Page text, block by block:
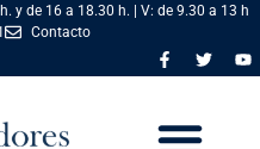
y de 16 a 18.30 h. | V: de 9.30 a 13 h
Contacto